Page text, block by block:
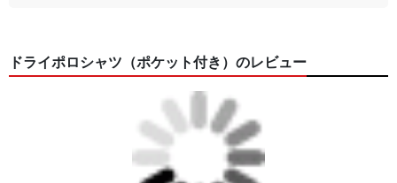
ドライポロシャツ（ポケット付き）のレビュー